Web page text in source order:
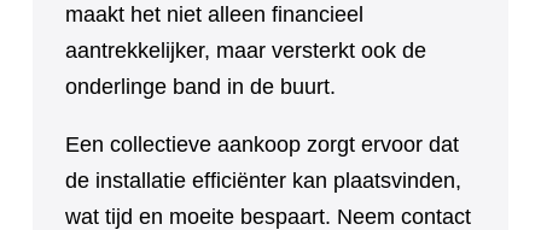
maakt het niet alleen financieel
aantrekkelijker, maar versterkt ook de
onderlinge band in de buurt.
Een collectieve aankoop zorgt ervoor dat
de installatie efficiënter kan plaatsvinden,
wat tijd en moeite bespaart. Neem contact